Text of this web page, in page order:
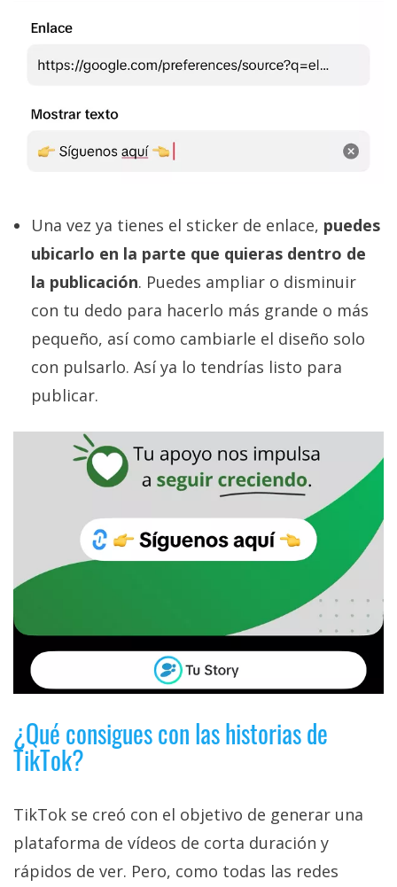
Una vez ya tienes el sticker de enlace, puedes
ubicarlo en la parte que quieras dentro de
la publicación. Puedes ampliar o disminuir
con tu dedo para hacerlo más grande o más
pequeño, así como cambiarle el diseño solo
con pulsarlo. Así ya lo tendrías listo para
publicar.
¿Qué consigues con las historias de
TikTok?
TikTok se creó con el objetivo de generar una
plataforma de vídeos de corta duración y
rápidos de ver. Pero, como todas las redes